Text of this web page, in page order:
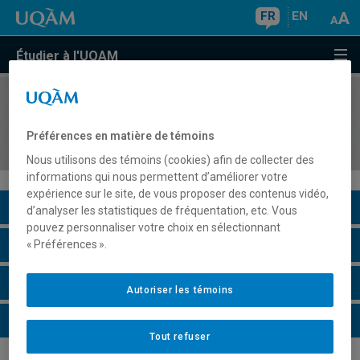
FR EN
Étudier à l'UQAM
COURS//
organisations
Description du cours
Horaire - Été 2026
Horaire - Automne 2026
Horaire - Hiver 2027
Préférences en matière de témoins
Nous utilisons des témoins (cookies) afin de collecter des
informations qui nous permettent d’améliorer votre
expérience sur le site, de vous proposer des contenus vidéo,
d’analyser les statistiques de fréquentation, etc. Vous
pouvez personnaliser votre choix en sélectionnant
« Préférences ».
Tout refuser
Autoriser les témoins